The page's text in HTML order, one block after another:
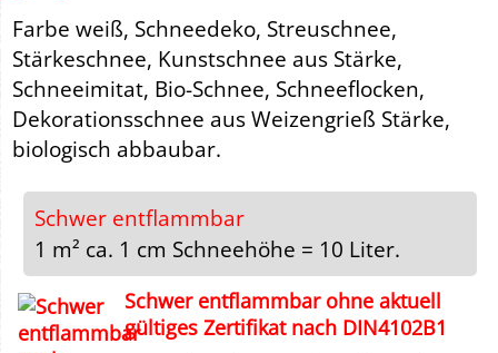
Farbe weiß, Schneedeko, Streuschnee,
Stärkeschnee, Kunstschnee aus Stärke,
Schneeimitat, Bio-Schnee, Schneeflocken,
Dekorationsschnee aus Weizengrieß Stärke,
biologisch abbaubar.
Schwer entflammbar
1 m² ca. 1 cm Schneehöhe = 10 Liter.
Schwer entflammbar ohne aktuell
gültiges Zertifikat nach DIN4102B1